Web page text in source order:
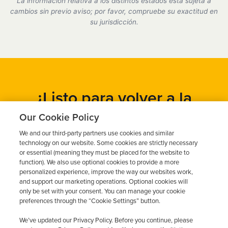
cumplimos plenamente con todos los requisitos del
Departamento de Tráfico (DMV).
cambios sin previo aviso; por favor, compruebe su exactitud en
su jurisdicción.
¿Listo para volver a la
carretera?
Obtén un presupuesto gratuito en cuestión de minutos y
programa tu instalación hoy mismo.
Solicita un presupuesto gratuito
Our Cookie Policy
We and our third-party partners use cookies and similar
technology on our website. Some cookies are strictly necessary
or essential (meaning they must be placed for the website to
function). We also use optional cookies to provide a more
personalized experience, improve the way our websites work,
and support our marketing operations. Optional cookies will
only be set with your consent. You can manage your cookie
preferences through the “Cookie Settings” button.
We’ve updated our Privacy Policy. Before you continue, please